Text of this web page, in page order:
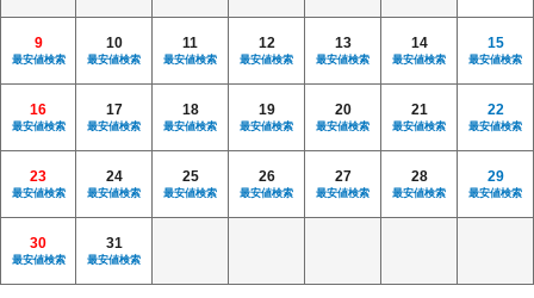
9
最安値検索
10
最安値検索
11
最安値検索
12
最安値検索
13
最安値検索
14
最安値検索
15
最安値検索
16
最安値検索
17
最安値検索
18
最安値検索
19
最安値検索
20
最安値検索
21
最安値検索
22
最安値検索
23
最安値検索
24
最安値検索
25
最安値検索
26
最安値検索
27
最安値検索
28
最安値検索
29
最安値検索
30
最安値検索
31
最安値検索